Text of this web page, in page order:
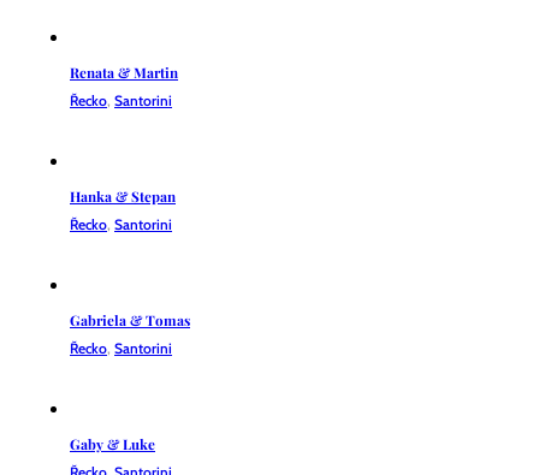
Renata & Martin
Řecko, Santorini
Hanka & Stepan
Řecko, Santorini
Gabriela & Tomas
Řecko, Santorini
Gaby & Luke